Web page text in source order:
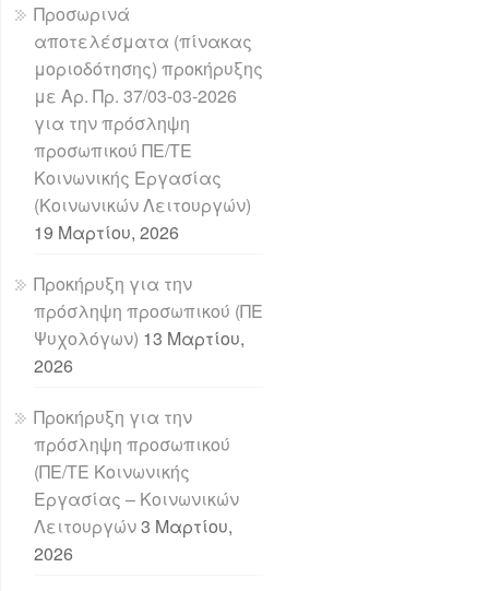
Προσωρινά
αποτελέσματα (πίνακας
μοριοδότησης) προκήρυξης
με Αρ. Πρ. 37/03-03-2026
για την πρόσληψη
προσωπικού ΠΕ/ΤΕ
Κοινωνικής Εργασίας
(Κοινωνικών Λειτουργών)
19 Μαρτίου, 2026
Προκήρυξη για την
πρόσληψη προσωπικού (ΠΕ
Ψυχολόγων) 13 Μαρτίου,
2026
Προκήρυξη για την
πρόσληψη προσωπικού
(ΠΕ/ΤΕ Κοινωνικής
Εργασίας – Κοινωνικών
Λειτουργών3 Μαρτίου,
2026